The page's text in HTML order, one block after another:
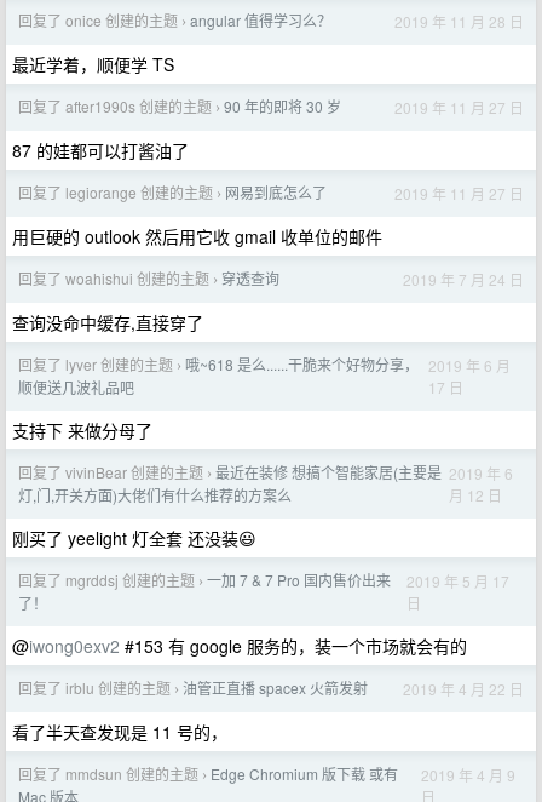
回复了 onice 创建的主题 › angular 值得学习么？ 2019 年 11 月 28 日
最近学着，顺便学 TS
回复了 after1990s 创建的主题 › 90 年的即将 30 岁 2019 年 11 月 27 日
87 的娃都可以打酱油了
回复了 legiorange 创建的主题 › 网易到底怎么了 2019 年 11 月 27 日
用巨硬的 outlook 然后用它收 gmail 收单位的邮件
回复了 woahishui 创建的主题 › 穿透查询 2019 年 7 月 24 日
查询没命中缓存,直接穿了
回复了 lyver 创建的主题 › 哦~618 是么......干脆来个好物分享，
顺便送几波礼品吧
2019 年 6 月
17 日
支持下 来做分母了
回复了 vivinBear 创建的主题 › 最近在装修 想搞个智能家居(主要是
灯,门,开关方面)大佬们有什么推荐的方案么
2019 年 6
月 12 日
刚买了 yeelight 灯全套 还没装😃
回复了 mgrddsj 创建的主题 › 一加 7 & 7 Pro 国内售价出来
了！
2019 年 5 月 17
日
@iwong0exv2 #153 有 google 服务的，装一个市场就会有的
回复了 irblu 创建的主题 › 油管正直播 spacex 火箭发射 2019 年 4 月 22 日
看了半天查发现是 11 号的，
回复了 mmdsun 创建的主题 › Edge Chromium 版下载 或有
Mac 版本
2019 年 4 月 9
日